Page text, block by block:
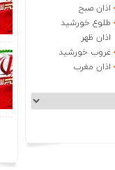
اذان صبح
طلوع خورشید
اذان ظهر
غروب خورشید
اذان مغرب